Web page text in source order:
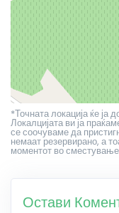
*Точната локација ќе ја
Локалцијата ви ја
се соочуваме да
немаат резервирано, а
моментот во
Остави